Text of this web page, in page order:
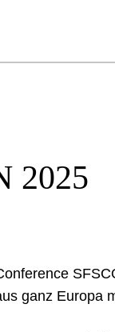
2025
ganz Europa